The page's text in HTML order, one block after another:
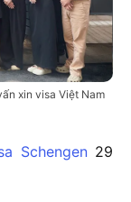
xin visa Việt Nam
Schengen29